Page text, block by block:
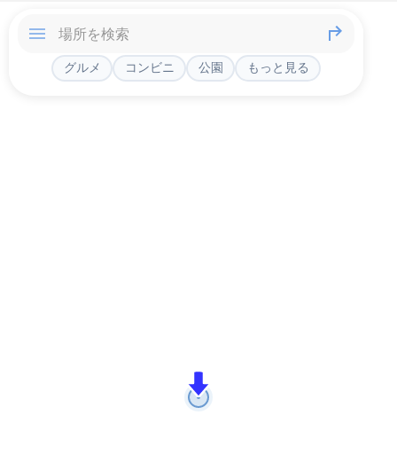
グルメ コンビニ 公園 もっと見る